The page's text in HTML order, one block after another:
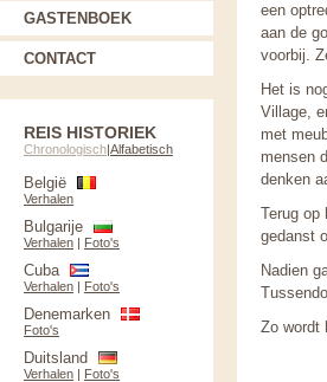
een
aan de
voorbij.
Het is
Village,
met
mensen
denken
Terug op
gedanst
Nadien
Zo wordt
GASTENBOEK
CONTACT
REIS HISTORIEK
Chronologisch|Alfabetisch
België
Verhalen
Bulgarije
Verhalen | Foto's
Cuba
Verhalen | Foto's
Denemarken
Foto's
Duitsland
Verhalen | Foto's